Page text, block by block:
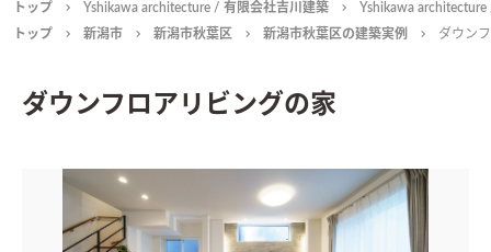
トップ Yshikawa architecture / 有限会社吉川建築
Yshikawa
トップ
新潟市 新潟市秋葉区 新潟市秋葉区の建築実例 ダウン
ダウンフロアリビングの家